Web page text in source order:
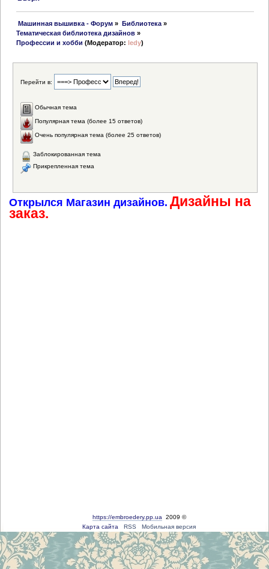
Машинная вышивка - Форум » Библиотека»
Тематическая библиотека дизайнов »
Профессии и хобби (Модератор: ledy)
Перейти в:
Обычная тема
Популярная тема (более 15 ответов)
Очень популярная тема (более 25 ответов)
Заблокированная тема
Прикрепленная тема
Открылся Магазин дизайнов. Дизайны на
заказ.
https://embroedery.pp.ua 2009 ©
Карта сайта
RSS Мобильная версия